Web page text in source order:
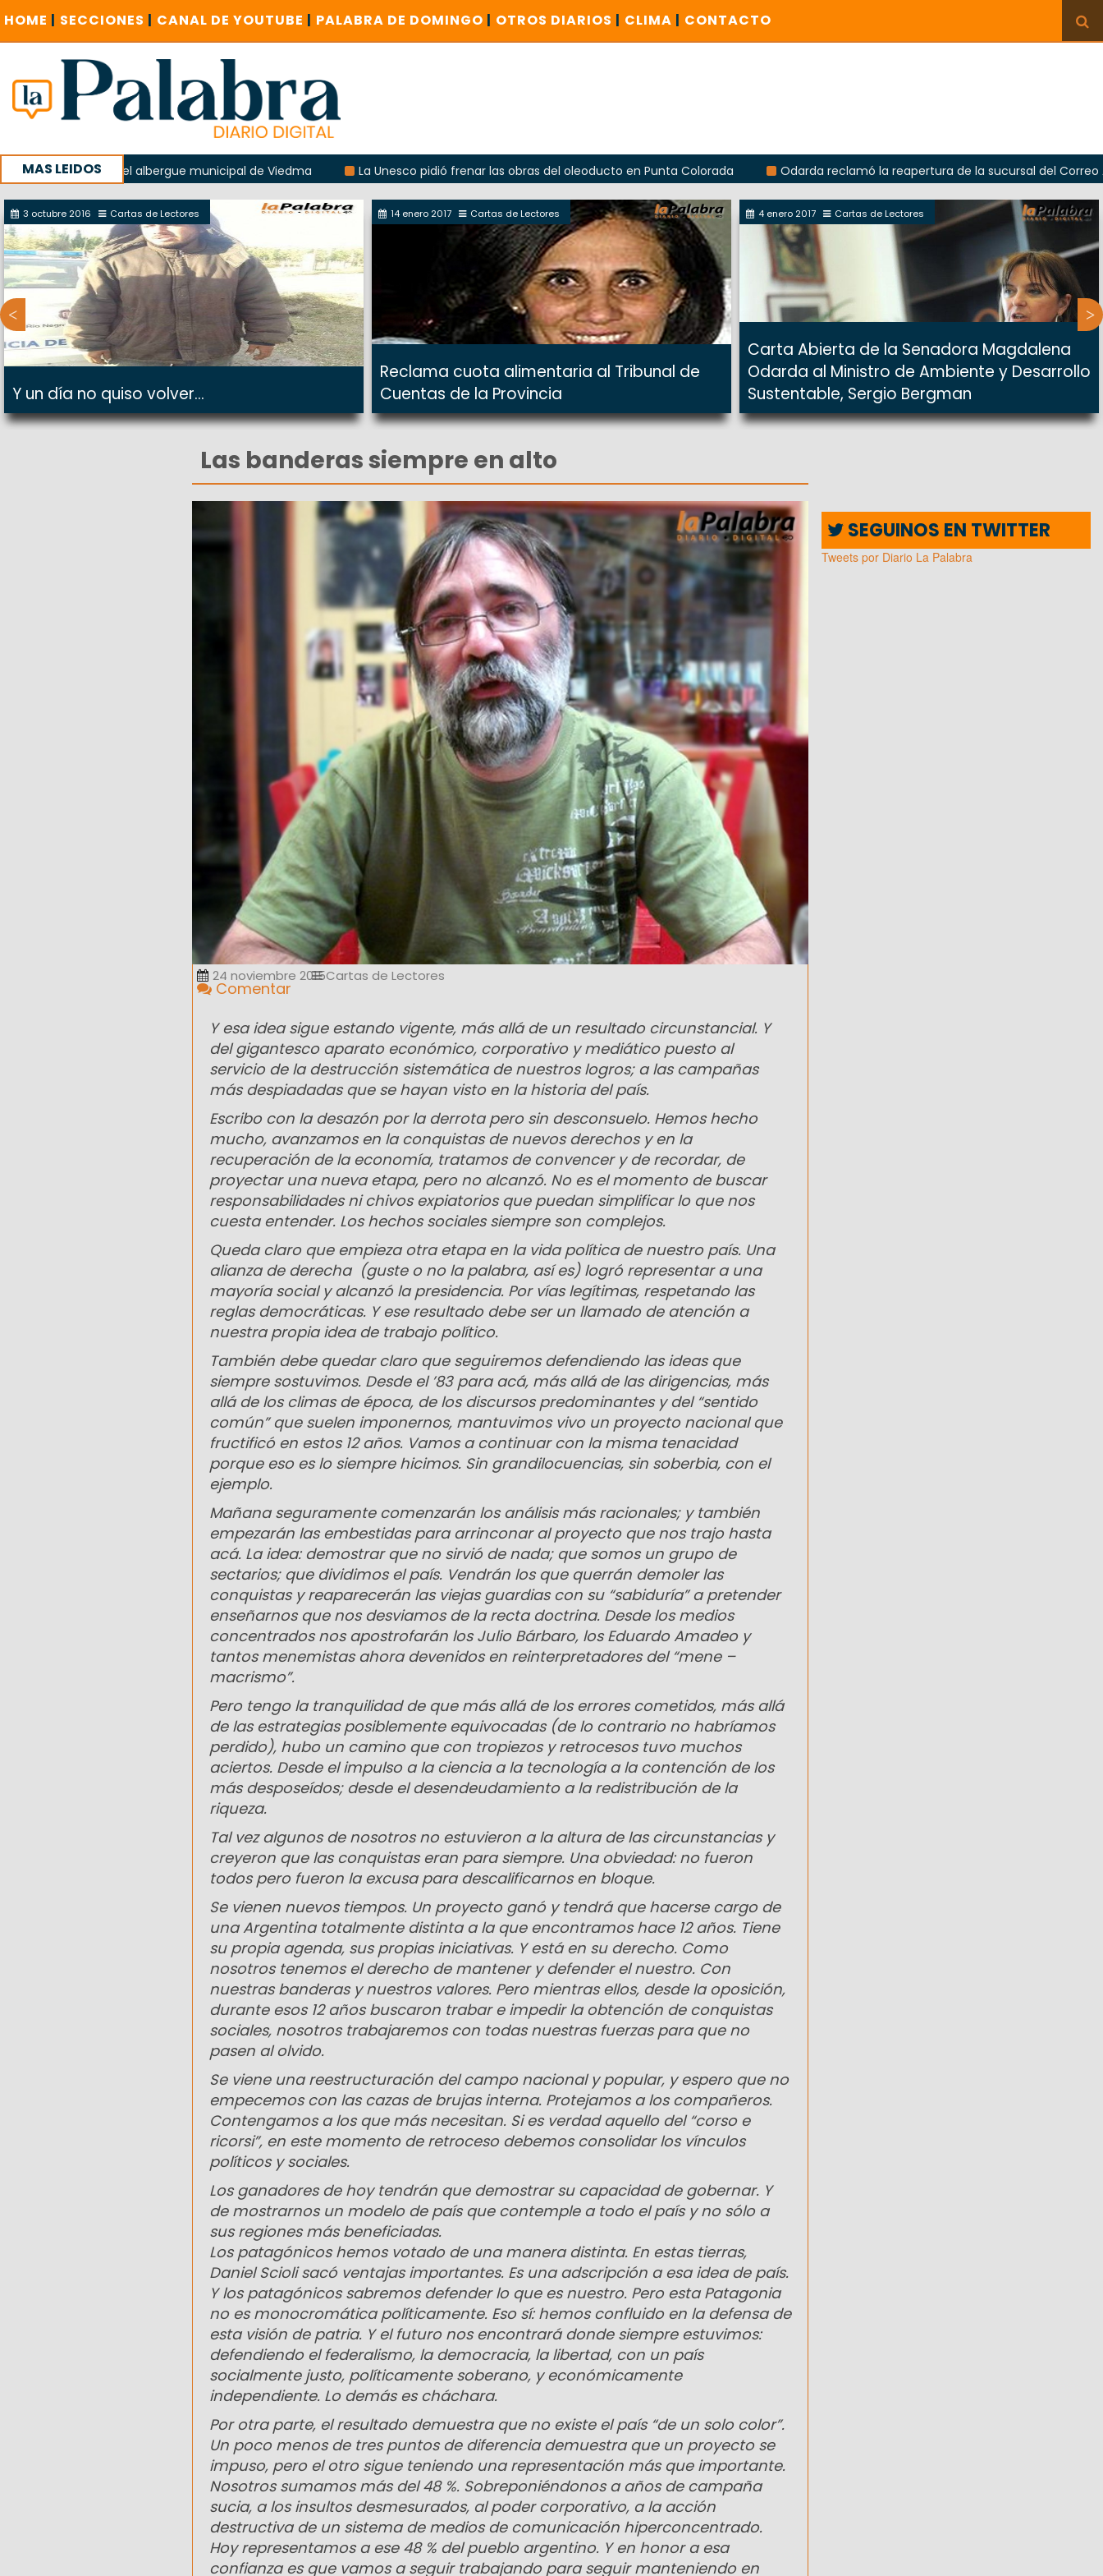
HOME | SECCIONES | CANAL DE YOUTUBE | PALABRA DE DOMINGO | OTROS DIARIOS | CLIMA | CONTACTO
MAS LEIDOS
del albergue municipal de Viedma La Unesco pidió frenar las obras del oleoducto en Punta Colorada
Odarda reclamó la reapertura de la sucursal del Correo Argentino
un encuentro provincial en Roca
3 octubre 2016 Cartas de Lectores
Y un día no quiso volver...
14 enero 2017 Cartas de Lectores
Reclama cuota alimentaria al Tribunal de
Cuentas de la Provincia
4 enero 2017 Cartas de Lectores
Carta Abierta de la Senadora Magdalena
Odarda al Ministro de Ambiente y Desarrollo
Sustentable, Sergio Bergman
Las banderas siempre en alto
24 noviembre 2015Cartas de Lectores
Comentar
Y esa idea sigue estando vigente, más allá de un resultado circunstancial. Y
del gigantesco aparato económico, corporativo y mediático puesto al
servicio de la destrucción sistemática de nuestros logros; a las campañas
más despiadadas que se hayan visto en la historia del país.
Escribo con la desazón por la derrota pero sin desconsuelo. Hemos hecho
mucho, avanzamos en la conquistas de nuevos derechos y en la
recuperación de la economía, tratamos de convencer y de recordar, de
proyectar una nueva etapa, pero no alcanzó. No es el momento de buscar
responsabilidades ni chivos expiatorios que puedan simplificar lo que nos
cuesta entender. Los hechos sociales siempre son complejos.
Queda claro que empieza otra etapa en la vida política de nuestro país. Una
alianza de derecha (guste o no la palabra, así es) logró representar a una
mayoría social y alcanzó la presidencia. Por vías legítimas, respetando las
reglas democráticas. Y ese resultado debe ser un llamado de atención a
nuestra propia idea de trabajo político.
También debe quedar claro que seguiremos defendiendo las ideas que
siempre sostuvimos. Desde el ’83 para acá, más allá de las dirigencias, más
allá de los climas de época, de los discursos predominantes y del “sentido
común” que suelen imponernos, mantuvimos vivo un proyecto nacional que
fructificó en estos 12 años. Vamos a continuar con la misma tenacidad
porque eso es lo siempre hicimos. Sin grandilocuencias, sin soberbia, con el
ejemplo.
Mañana seguramente comenzarán los análisis más racionales; y también
empezarán las embestidas para arrinconar al proyecto que nos trajo hasta
acá. La idea: demostrar que no sirvió de nada; que somos un grupo de
sectarios; que dividimos el país. Vendrán los que querrán demoler las
conquistas y reaparecerán las viejas guardias con su “sabiduría” a pretender
enseñarnos que nos desviamos de la recta doctrina. Desde los medios
concentrados nos apostrofarán los Julio Bárbaro, los Eduardo Amadeo y
tantos menemistas ahora devenidos en reinterpretadores del “mene –
macrismo”.
Pero tengo la tranquilidad de que más allá de los errores cometidos, más allá
de las estrategias posiblemente equivocadas (de lo contrario no habríamos
perdido), hubo un camino que con tropiezos y retrocesos tuvo muchos
aciertos. Desde el impulso a la ciencia a la tecnología a la contención de los
más desposeídos; desde el desendeudamiento a la redistribución de la
riqueza.
Tal vez algunos de nosotros no estuvieron a la altura de las circunstancias y
creyeron que las conquistas eran para siempre. Una obviedad: no fueron
todos pero fueron la excusa para descalificarnos en bloque.
Se vienen nuevos tiempos. Un proyecto ganó y tendrá que hacerse cargo de
una Argentina totalmente distinta a la que encontramos hace 12 años. Tiene
su propia agenda, sus propias iniciativas. Y está en su derecho. Como
nosotros tenemos el derecho de mantener y defender el nuestro. Con
nuestras banderas y nuestros valores. Pero mientras ellos, desde la oposición,
durante esos 12 años buscaron trabar e impedir la obtención de conquistas
sociales, nosotros trabajaremos con todas nuestras fuerzas para que no
pasen al olvido.
Se viene una reestructuración del campo nacional y popular, y espero que no
empecemos con las cazas de brujas interna. Protejamos a los compañeros.
Contengamos a los que más necesitan. Si es verdad aquello del “corso e
ricorsi”, en este momento de retroceso debemos consolidar los vínculos
políticos y sociales.
Los ganadores de hoy tendrán que demostrar su capacidad de gobernar. Y
de mostrarnos un modelo de país que contemple a todo el país y no sólo a
sus regiones más beneficiadas.
Los patagónicos hemos votado de una manera distinta. En estas tierras,
Daniel Scioli sacó ventajas importantes. Es una adscripción a esa idea de país.
Y los patagónicos sabremos defender lo que es nuestro. Pero esta Patagonia
no es monocromática políticamente. Eso sí: hemos confluido en la defensa de
esta visión de patria. Y el futuro nos encontrará donde siempre estuvimos:
defendiendo el federalismo, la democracia, la libertad, con un país
socialmente justo, políticamente soberano, y económicamente
independiente. Lo demás es cháchara.
Por otra parte, el resultado demuestra que no existe el país “de un solo color”.
Un poco menos de tres puntos de diferencia demuestra que un proyecto se
impuso, pero el otro sigue teniendo una representación más que importante.
Nosotros sumamos más del 48 %. Sobreponiéndonos a años de campaña
sucia, a los insultos desmesurados, al poder corporativo, a la acción
destructiva de un sistema de medios de comunicación hiperconcentrado.
Hoy representamos a ese 48 % del pueblo argentino. Y en honor a esa
confianza es que vamos a seguir trabajando para seguir manteniendo en
SEGUINOS EN TWITTER
Tweets por Diario La Palabra